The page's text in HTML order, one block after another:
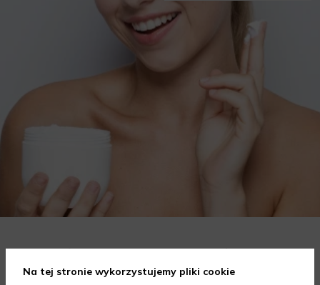
Jak wybrać krem do twarzy w zależności od potrzeb?
Poradnik
Na tej stronie wykorzystujemy pliki cookie